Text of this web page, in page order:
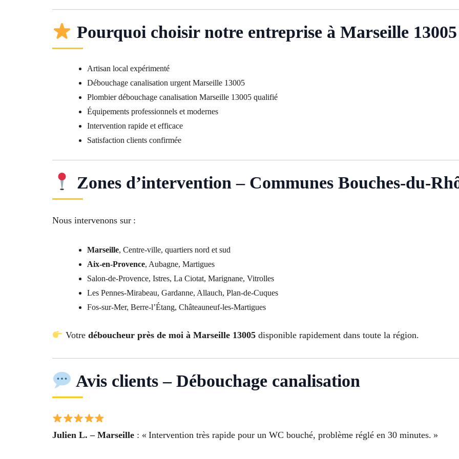
Pourquoi choisir notre entreprise à Marseille 13005
Artisan local expérimenté
Débouchage canalisation urgent Marseille 13005
Plombier débouchage canalisation Marseille 13005 qualifié
Équipements professionnels et modernes
Intervention rapide et efficace
Satisfaction clients confirmée
Zones d’intervention – Communes Bouches-du-
Nous intervenons sur :
Marseille, Centre-ville, quartiers nord et sud
Aix-en-Provence, Aubagne, Martigues
Salon-de-Provence, Istres, La Ciotat, Marignane, Vitrolles
Les Pennes-Mirabeau, Gardanne, Allauch, Plan-de-Cuques
Fos-sur-Mer, Berre-l’Étang, Châteauneuf-les-Martigues
Votre déboucheur près de moi à Marseille 13005disponible rapidement dans toute la région.
Avis clients – Débouchage canalisation
Julien L. – Marseille : « Intervention très rapide pour un WC bouché, problème réglé en 30 minutes. »